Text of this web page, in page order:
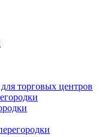
торговых центров